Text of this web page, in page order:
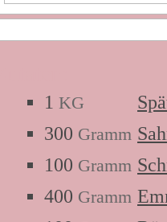
1 KG
300 Gramm
100 Gramm
400 Gramm